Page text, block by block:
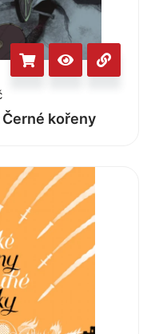
kořeny